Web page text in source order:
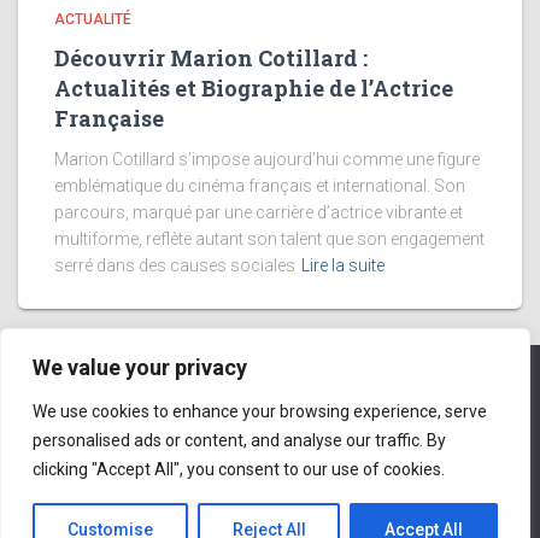
We value your privacy
We use cookies to enhance your browsing experience, serve
personalised ads or content, and analyse our traffic. By
clicking "Accept All", you consent to our use of cookies.
Customise Reject All Accept All
ACTUALITÉ
Découvrir Marion Cotillard :
Actualités et Biographie de l’Actrice
Française
Marion Cotillard s’impose aujourd’hui comme une figure
emblématique du cinéma français et international. Son
parcours, marqué par une carrière d’actrice vibrante et
multiforme, reflète autant son talent que son engagement
serré dans des causes sociales
Lire la suite
DÉCOUVERTE NATURE EUROPE VOYAGE PARIS
BRETAGNE MARCHÉ DE NOËL
Hestia | Développé par ThemeIsle